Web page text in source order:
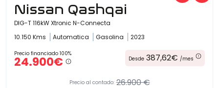
Nissan Qashqai
DIG-T 116kW Xtronic N-Connecta
10.150 Kms
Automatica Gasolina 2023
Precio financiado 100%
24.900€ Desde 387,62€ /mes
Precio al contado: 26.900 €